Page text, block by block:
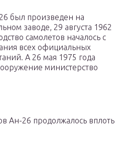
был произведен на
заводе, 29 августа 1962
самолетов началось с
всех официальных
А 26 мая 1975 года
министерство
Ан-26 продолжалось вплоть